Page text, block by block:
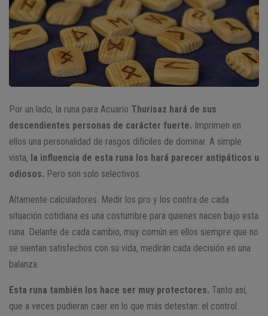
Por un lado, la runa para Acuario Thurisaz hará de sus
descendientes personas de carácter fuerte. Imprimen en
ellos una personalidad de rasgos difíciles de dominar. A simple
vista, la influencia de esta runa los hará parecer antipáticos u
odiosos. Pero son solo selectivos.
Altamente calculadores. Medir los pro y los contra de cada
situación cotidiana es una costumbre para quienes nacen bajo esta
runa. Delante de cada cambio, muy común en ellos siempre que no
se sientan satisfechos con su vida, medirán cada decisión en una
balanza.
Esta runa también los hace ser muy protectores. Tanto así,
que a veces pudieran caer en lo que más detestan: el control.